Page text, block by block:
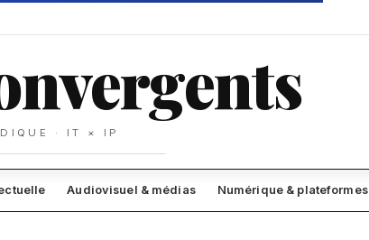
· IT × IP
Audiovisuel & médias Numérique & plateformes